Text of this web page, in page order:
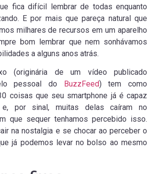
fica difícil lembrar de todas enquanto
E por mais que pareça natural que
milhares de recursos em um aparelho
bom lembrar que nem sonhávamos
a alguns anos atrás.
(originária de um vídeo publicado
pessoal do
BuzzFeed) tem como
coisas que seu smartphone já é capaz
por sinal, muitas delas caíram no
que sequer tenhamos percebido isso.
na nostalgia e se chocar ao perceber o
já podemos levar no bolso ao mesmo